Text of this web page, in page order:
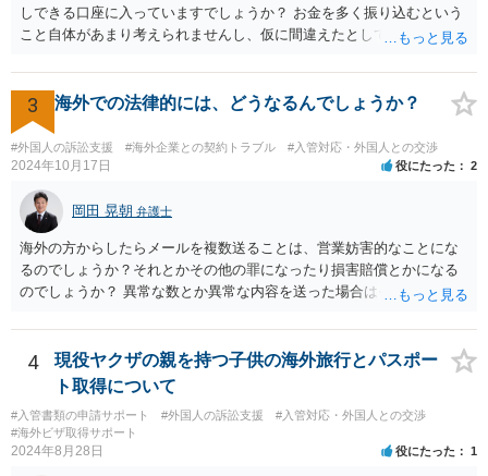
しできる口座に入っていますでしょうか？ お金を多く振り込むという
こと自体があまり考えられませんし、仮に間違えたとしても、海外の
で、paypayを使うというのは、話として怪しい感じがします。 絶対に
損のないように行動されるとよいと思われます。
3 海外での法律的には、どうなるんでしょうか？
#外国人の訴訟支援 #海外企業との契約トラブル #入管対応・外国人との交渉
2024年10月17日 役にたった 2
岡田 晃朝 弁護士
海外の方からしたらメールを複数送ることは、営業妨害的なことにな
るのでしょうか？それとかその他の罪になったり損害賠償とかになる
のでしょうか？ 異常な数とか異常な内容を送った場合はそういうこと
ませんが、日本ではそうです。 しかし、現実には、あまりないかとは
思います。 お礼を送ったなら、もう伝っているでしょうから、今後
は、止めておけばよいでしょう。
4
現役ヤクザの親を持つ子供の海外旅行とパスポー
ト取得について
#入管書類の申請サポート #外国人の訴訟支援
#入管対応・外国人との交渉
#海外ビザ取得サポート
2024年8月28日 役にたった 1